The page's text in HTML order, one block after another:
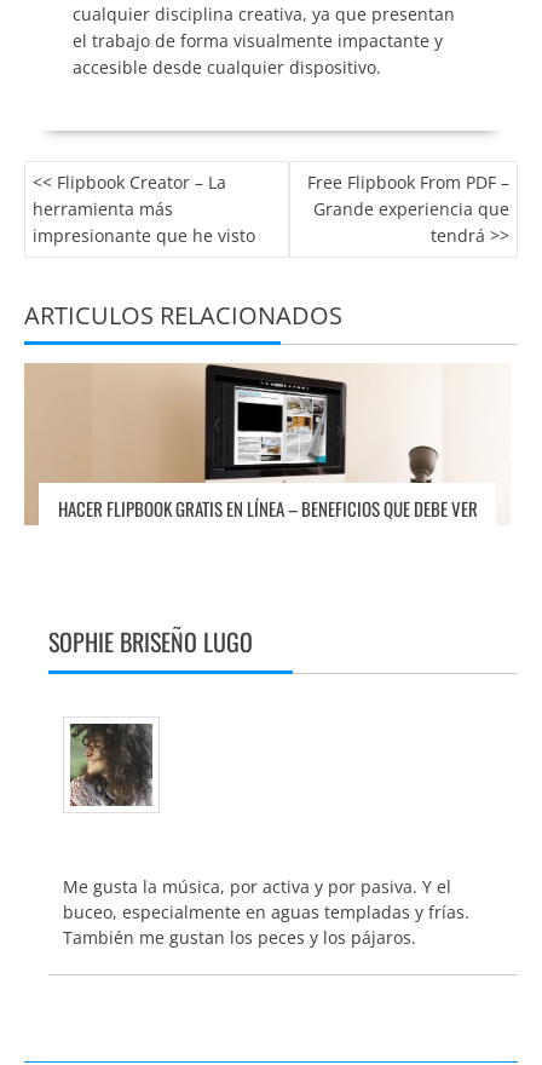
cualquier disciplina creativa, ya que presentan
el trabajo de forma visualmente impactante y
accesible desde cualquier dispositivo.
Flipbook Creator – La
herramienta más
impresionante que he visto
Free Flipbook From PDF –
Grande experiencia que
tendrá
HACER FLIPBOOK GRATIS EN LÍNEA – BENEFICIOS QUE DEBE VER
SOPHIE BRISEÑO LUGO
Me gusta la música, por activa y por pasiva. Y el
buceo, especialmente en aguas templadas y frías.
También me gustan los peces y los pájaros.